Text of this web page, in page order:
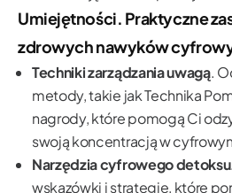
Umiejętności. Praktyczne
zdrowych nawyków
Techniki zarządzania uwagą.
metody, takie jak Technika
nagrody, które pomogą Ci
swoją koncentracją w
Narzędzia cyfrowego detoksu
wskazówki i strategie, które